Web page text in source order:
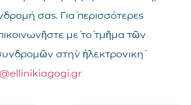
σας. Γιὰ περισσότερες
μὲ τὸ τμῆμα τῶν
στὴν ἠλεκτρονικὴ